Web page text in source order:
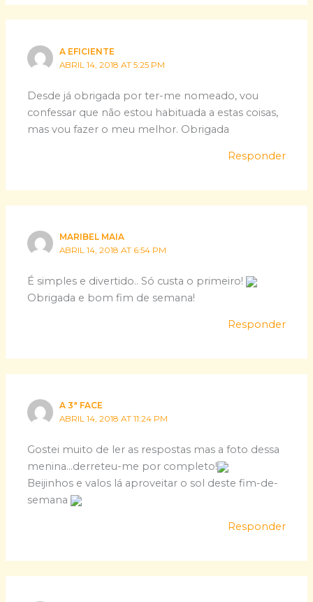
A EFICIENTE
ABRIL 14, 2018 AT 5:25 PM
Desde já obrigada por ter-me nomeado, vou
confessar que não estou habituada a estas coisas,
mas vou fazer o meu melhor. Obrigada
Responder
MARIBEL MAIA
ABRIL 14, 2018 AT 6:54 PM
É simples e divertido.. Só custa o primeiro!
Obrigada e bom fim de semana!
Responder
A 3ª FACE
ABRIL 14, 2018 AT 11:24 PM
Gostei muito de ler as respostas mas a foto dessa
menina…derreteu-me por completo!
Beijinhos e valos lá aproveitar o sol deste fim-de-
semana
Responder